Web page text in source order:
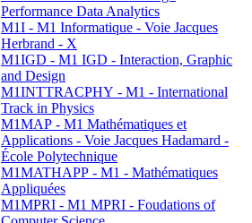
Performance Data Analytics
M1I - M1 Informatique - Voie Jacques
Herbrand - X
M1IGD - M1 IGD - Interaction, Graphic
and Design
M1INTTRACPHY - M1 - International
Track in Physics
M1MAP - M1 Mathématiques et
Applications - Voie Jacques Hadamard -
École Polytechnique
M1MATHAPP - M1 - Mathématiques
Appliquées
M1MPRI - M1 MPRI - Foudations of